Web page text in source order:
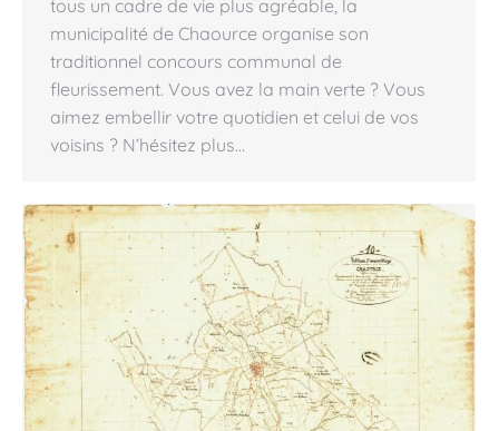
tous un cadre de vie plus agréable, la
municipalité de Chaource organise son
traditionnel concours communal de
fleurissement. Vous avez la main verte ? Vous
aimez embellir votre quotidien et celui de vos
voisins ? N’hésitez plus…